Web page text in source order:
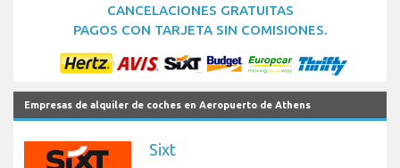
CANCELACIONES GRATUITAS
PAGOS CON TARJETA SIN COMISIONES.
Empresas de alquiler de coches en Aeropuerto de Athens
Sixt